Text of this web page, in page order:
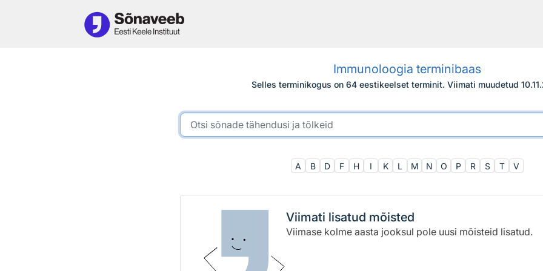
Immunoloogia terminibaas
Selles terminikogus on 64 eestikeelset terminit. Viimati muudetud
A B D F H I K L M N O P R S T V
Viimati lisatud mõisted
Viimase kolme aasta jooksul pole uusi mõisteid lisatud.